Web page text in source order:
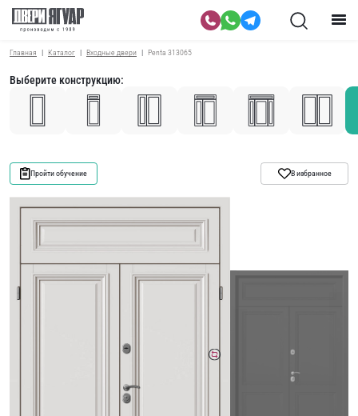
Главная Каталог Входные двери Penta 313065
Выберите конструкцию:
Пройти обучение В избранное